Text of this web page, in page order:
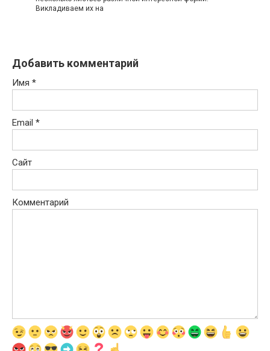
Викладиваем их на
Добавить комментарий
Имя *
Email *
Сайт
Комментарий